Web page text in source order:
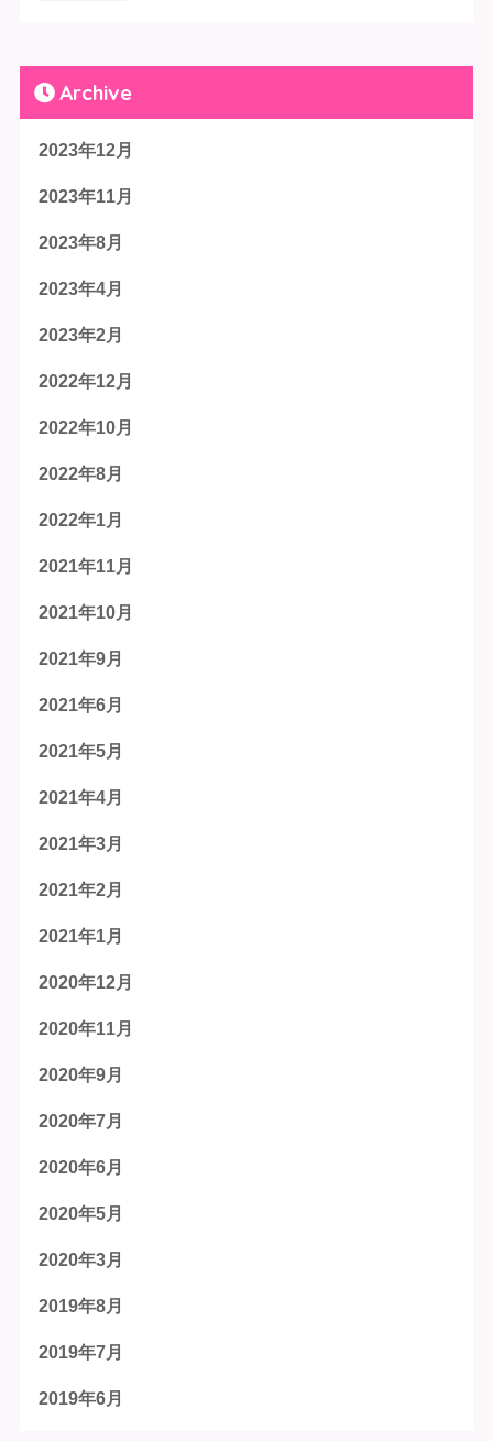
Archive
2023年12月
2023年11月
2023年8月
2023年4月
2023年2月
2022年12月
2022年10月
2022年8月
2022年1月
2021年11月
2021年10月
2021年9月
2021年6月
2021年5月
2021年4月
2021年3月
2021年2月
2021年1月
2020年12月
2020年11月
2020年9月
2020年7月
2020年6月
2020年5月
2020年3月
2019年8月
2019年7月
2019年6月